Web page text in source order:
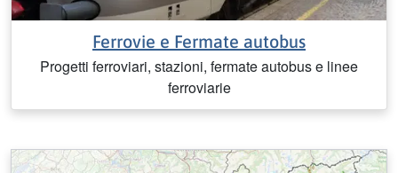
Ferrovie e Fermate autobus
Progetti ferroviari, stazioni, fermate autobus e linee
ferroviarie